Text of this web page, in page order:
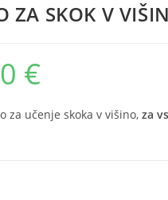
ZA SKOK V
€
za učenje skoka v višino, za